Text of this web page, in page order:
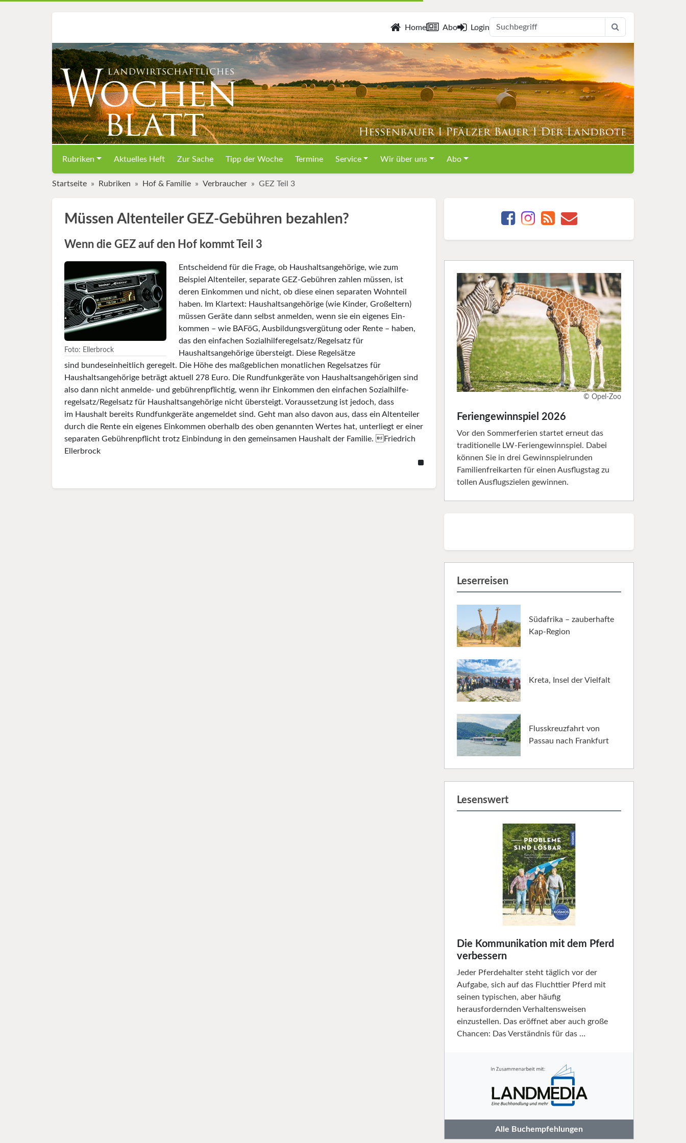
Home Abo Login
Rubriken Aktuelles Heft Zur Sache Tipp der Woche Termine Service Wir über uns Abo
Startseite Rubriken Hof & Familie Verbraucher GEZ Teil 3
Müssen Altenteiler GEZ-Gebühren bezahlen?
Wenn die GEZ auf den Hof kommt Teil 3
Foto: Ellerbrock
Entscheidend für die Frage, ob Haushaltsangehörige, wie zum
Beispiel Altenteiler, separate GEZ-Gebühren zahlen müssen, ist
deren Einkommen und nicht, ob diese einen separaten Wohnteil
haben. Im Klartext: Haushaltsangehörige (wie Kinder, Großeltern)
müssen Geräte dann selbst anmelden, wenn sie ein eigenes Ein­
kommen – wie BAFöG, Ausbildungsvergütung oder Rente – haben,
das den einfachen Sozialhilferegelsatz/Regelsatz für
Haushaltsangehörige übersteigt. Diese Regelsätze
sind bundeseinheitlich ge­regelt. Die Höhe des maßgeblichen monatlichen Regelsatzes für
Haushaltsange­hörige beträgt aktuell 278 Euro. Die Rundfunkgeräte von Haushalts­angehörigen sind
also dann nicht anmelde- und gebührenpflichtig, wenn ihr Einkommen den einfachen Sozialhilfe­
regel­satz/Regelsatz für Haushaltsangehörige nicht übersteigt. Vo­raussetzung ist jedoch, dass
im Haushalt bereits Rundfunkgeräte an­gemeldet sind. Geht man also davon aus, dass ein Altenteiler
durch die Rente ein eigenes Einkommen oberhalb des oben genannten Wertes hat, unterliegt er einer
separaten Gebührenpflicht trotz Einbindung in den gemeinsamen Haushalt der Familie. Friedrich
Ellerbrock
© Opel-Zoo
Feriengewinnspiel 2026
Vor den Sommerferien startet erneut das
traditionelle LW-Feriengewinnspiel. Dabei
können Sie in drei Gewinnspielrunden
Familienfreikarten für einen Ausflugstag zu
tollen Ausflugszielen gewinnen.
Leserreisen
Südafrika – zauberhafte
Kap-Region
Kreta, Insel der Vielfalt
Flusskreuzfahrt von
Passau nach Frankfurt
Lesenswert
Die Kommunikation mit dem Pferd
verbessern
Jeder Pferdehalter steht täglich vor der
Aufgabe, sich auf das Fluchttier Pferd mit
seinen typischen, aber häufig
herausfordernden Verhaltensweisen
einzustellen. Das eröffnet aber auch große
Chancen: Das Verständnis für das …
Alle Buchempfehlungen